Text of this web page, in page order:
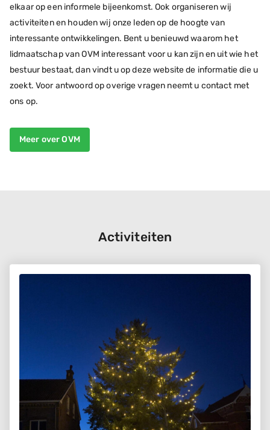
elkaar op een informele bijeenkomst. Ook organiseren wij
activiteiten en houden wij onze leden op de hoogte van
interessante ontwikkelingen. Bent u benieuwd waarom het
lidmaatschap van OVM interessant voor u kan zijn en uit wie het
bestuur bestaat, dan vindt u op deze website de informatie die u
zoekt. Voor antwoord op overige vragen neemt u contact met
ons op.
Meer over OVM
Activiteiten